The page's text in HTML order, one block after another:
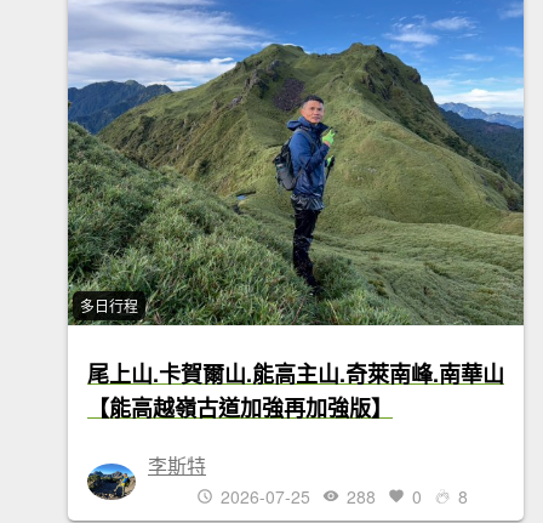
多日行程
尾上山.卡賀爾山.能高主山.奇萊南峰.南華山
【能高越嶺古道加強再加強版】
李斯特
2026-07-25 288 0 8